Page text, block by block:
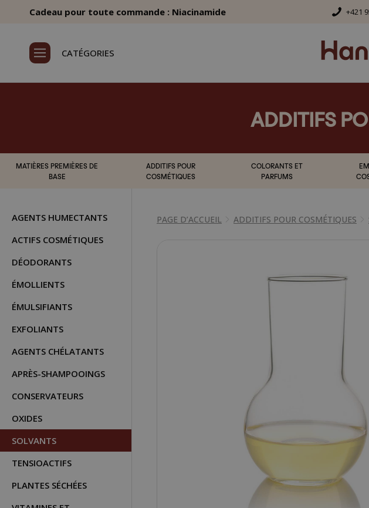
Cadeau pour toute commande : Niacinamide +421
CATÉGORIES
ADDITIFS
MATIÈRES PREMIÈRES DE
BASE
ADDITIFS POUR
COSMÉTIQUES
COLORANTS ET
PARFUMS
AGENTS HUMECTANTS
ACTIFS COSMÉTIQUES
DÉODORANTS
ÉMOLLIENTS
ÉMULSIFIANTS
EXFOLIANTS
AGENTS CHÉLATANTS
APRÈS-SHAMPOOINGS
CONSERVATEURS
OXIDES
SOLVANTS
TENSIOACTIFS
PLANTES SÉCHÉES
PAGE D’ACCUEIL ADDITIFS POUR COSMÉTIQUES